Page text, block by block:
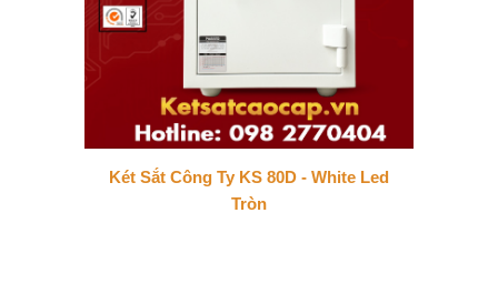
Két Sắt Công Ty KS 80D - White Led
Tròn